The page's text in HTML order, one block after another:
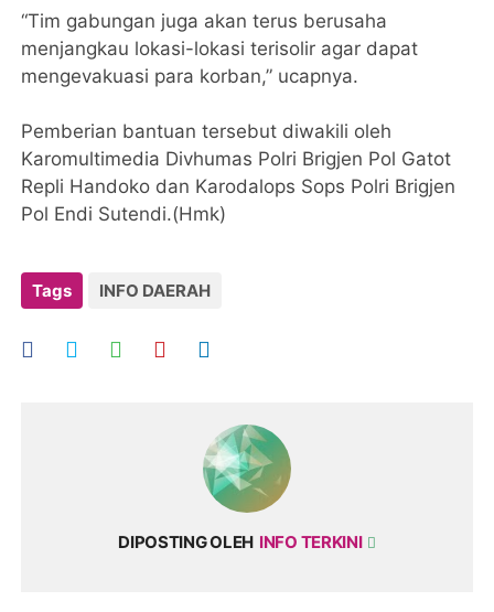
“Tim gabungan juga akan terus berusaha
menjangkau lokasi-lokasi terisolir agar dapat
mengevakuasi para korban,” ucapnya.
Pemberian bantuan tersebut diwakili oleh
Karomultimedia Divhumas Polri Brigjen Pol Gatot
Repli Handoko dan Karodalops Sops Polri Brigjen
Pol Endi Sutendi.(Hmk)
Tags INFO DAERAH
DIPOSTING OLEH INFO TERKINI